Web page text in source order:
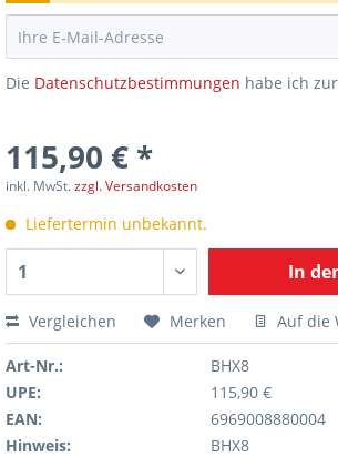
Die Datenschutzbestimmungen habe ich
115,90 € *
inkl. MwSt.zzgl. Versandkosten
Liefertermin unbekannt.
In
Vergleichen Merken Auf die
Art-Nr.:
BHX8
UPE:
115,90 €
EAN:
6969008880004
Hinweis:
BHX8